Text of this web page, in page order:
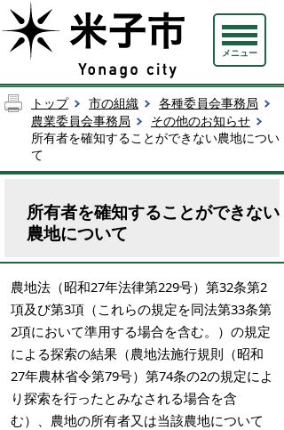
メニュー
トップ 市の組織
各種委員会事務局
農業委員会事務局
その他のお知らせ
所有者を確知することができない農地につい
て
所有者を確知することができない
農地について
農地法（昭和27年法律第229号）第32条第2
項及び第3項（これらの規定を同法第33条第
2項において準用する場合を含む。）の規定
による探索の結果（農地法施行規則（昭和
27年農林省令第79号）第74条の2の規定によ
り探索を行ったとみなされる場合を含
む）、農地の所有者又は当該農地について